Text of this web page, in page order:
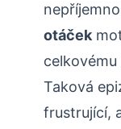
otáček
Taková
frustrující,